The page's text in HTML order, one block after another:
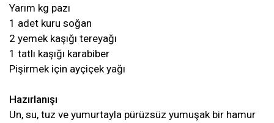
Yarım kg pazı
1 adet kuru soğan
2 yemek kaşığı tereyağı
1 tatlı kaşığı karabiber
Pişirmek için ayçiçek yağı
Hazırlanışı
Un, su, tuz ve yumurtayla pürüzsüz yumuşak bir hamur